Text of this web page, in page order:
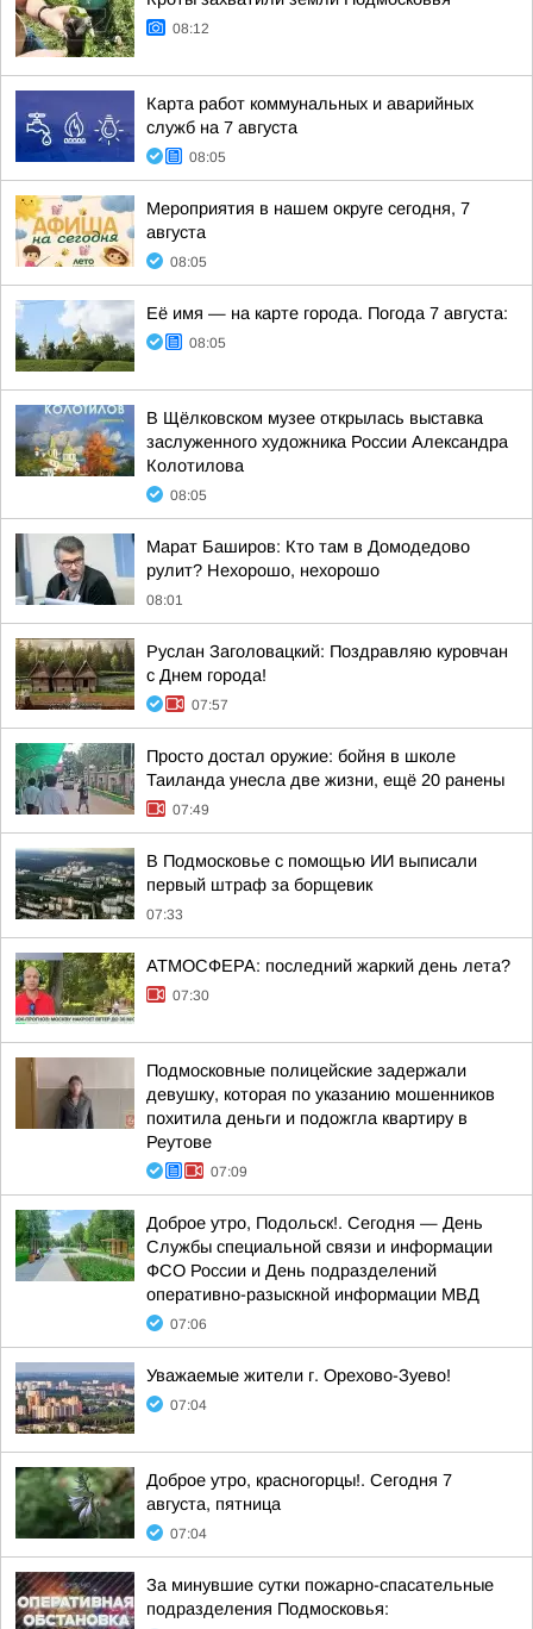
08:12
Карта работ коммунальных и аварийных
служб на 7 августа
08:05
Мероприятия в нашем округе сегодня, 7
августа
08:05
Её имя — на карте города. Погода 7 августа:
08:05
В Щёлковском музее открылась выставка
заслуженного художника России Александра
Колотилова
08:05
Марат Баширов: Кто там в Домодедово
рулит? Нехорошо, нехорошо
08:01
Руслан Заголовацкий: Поздравляю куровчан
с Днем города!
07:57
Просто достал оружие: бойня в школе
Таиланда унесла две жизни, ещё 20 ранены
07:49
В Подмосковье с помощью ИИ выписали
первый штраф за борщевик
07:33
АТМОСФЕРА: последний жаркий день лета?
07:30
Подмосковные полицейские задержали
девушку, которая по указанию мошенников
похитила деньги и подожгла квартиру в
Реутове
07:09
Доброе утро, Подольск!. Сегодня — День
Службы специальной связи и информации
ФСО России и День подразделений
оперативно-разыскной информации МВД
07:06
Уважаемые жители г. Орехово-Зуево!
07:04
Доброе утро, красногорцы!. Сегодня 7
августа, пятница
07:04
За минувшие сутки пожарно-спасательные
подразделения Подмосковья: